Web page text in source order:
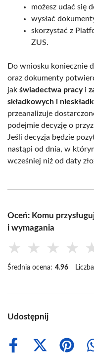
możesz udać się
wysłać
skorzystać z
ZUS.
Do wniosku koniecznie
oraz dokumenty
jak świadectwa pracyi
składkowych i
przeanalizuje
podejmie decyzję o
Jeśli decyzja będzie
nastąpi od dnia, w
wcześniej niż od daty
Oceń: Komu
i wymagania
★ ★ ★ ★
Średnia ocena: 4.96
Udostępnij
Share
Share
Share